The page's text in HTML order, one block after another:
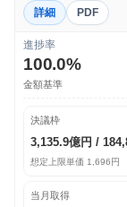
詳細
PDF
進捗率
100.0%
金額基準
決議枠
3,135.9億円 /
想定上限単価 1,696円
当月取得